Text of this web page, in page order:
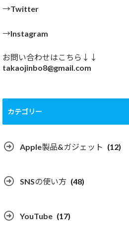
→Twitter
→Instagram
お問い合わせはこちら↓↓
takaojinbo8@gmail.com
カテゴリー
Apple製品&ガジェット (12)
SNSの使い方 (48)
YouTube (17)